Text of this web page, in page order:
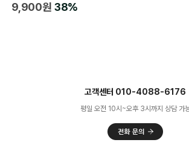
9,900원 38%
고객센터 010-4088-6176
평일 오전 10시~오후 3시까지 상담 가